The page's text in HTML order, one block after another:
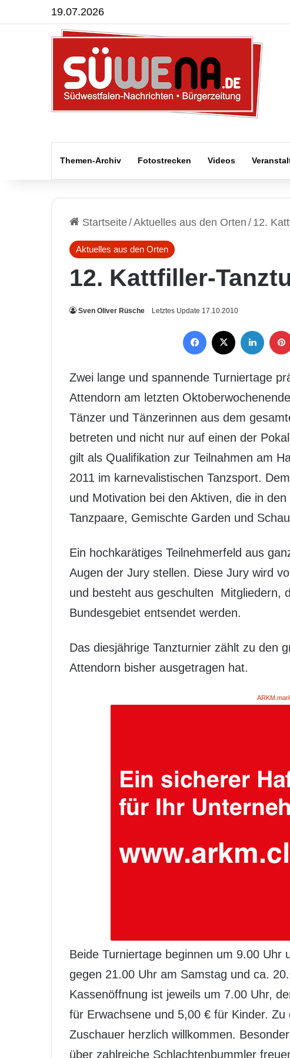
19.07.2026
Themen-Archiv Fotostrecken Videos
Startseite/Aktuelles aus den Orten / 12.
Aktuelles aus den Orten
12. Kattfiller-
Sven Oliver Rüsche Letztes Update 17.10.2010
Zwei lange und spannende Turniertage
Attendorn am letzten
Tänzer und Tänzerinnen aus dem
betreten und nicht nur auf einen der
gilt als Qualifikation zur Teilnahmen am
2011 im karnevalistischen Tanzsport.
und Motivation bei den Aktiven, die in
Tanzpaare, Gemischte Garden und
Ein hochkarätiges Teilnehmerfeld aus
Augen der Jury stellen. Diese Jury wird
und besteht aus geschulten Mitgliedern,
Bundesgebiet entsendet werden.
Das diesjährige Tanzturnier zählt zu den
Attendorn bisher ausgetragen hat.
Beide Turniertage beginnen um 9.00 Uhr
gegen 21.00 Uhr am Samstag und ca.
Kassenöffnung ist jeweils um 7.00 Uhr,
für Erwachsene und 5,00 € für Kinder.
Zuschauer herzlich willkommen.
über zahlreiche Schlachtenbummler